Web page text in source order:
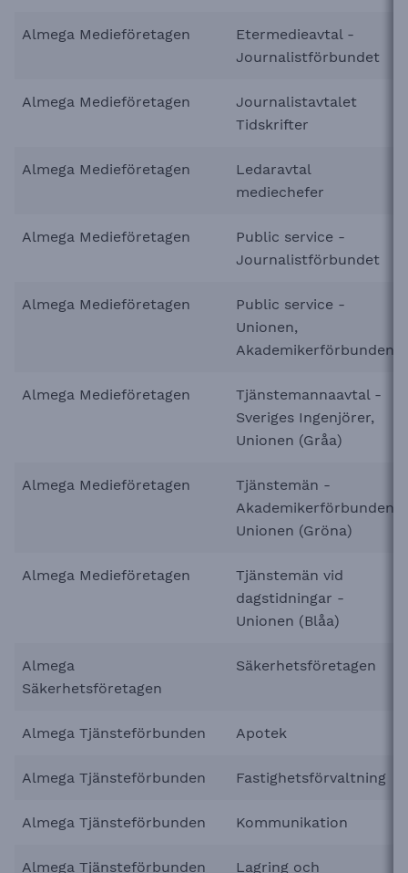
Almega Medieföretagen
Etermedieavtal -
Journalistförbundet
Almega Medieföretagen
Journalistavtalet
Tidskrifter
Almega Medieföretagen
Ledaravtal
mediechefer
Almega Medieföretagen
Public service -
Journalistförbundet
Almega Medieföretagen
Public service -
Unionen,
Akademikerförbunden
Almega Medieföretagen
Tjänstemannaavtal -
Sveriges Ingenjörer,
Unionen (Gråa)
Almega Medieföretagen
Tjänstemän -
Akademikerförbunden,
Unionen (Gröna)
Almega Medieföretagen
Tjänstemän vid
dagstidningar -
Unionen (Blåa)
Almega
Säkerhetsföretagen
Säkerhetsföretagen
Almega Tjänsteförbunden Apotek
Almega Tjänsteförbunden Fastighetsförvaltning
Almega Tjänsteförbunden Kommunikation
Almega Tjänsteförbunden Lagring och